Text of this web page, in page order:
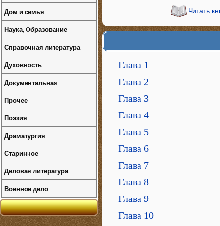
Читать
Глава 1
Глава 2
Глава 3
Глава 4
Глава 5
Глава 6
Глава 7
Глава 8
Глава 9
Глава 10
Дом и семья
Наука, Образование
Справочная литература
Духовность
Документальная
Прочее
Поэзия
Драматургия
Старинное
Деловая литература
Военное дело